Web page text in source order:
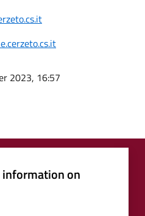
2023, 16:57
information on